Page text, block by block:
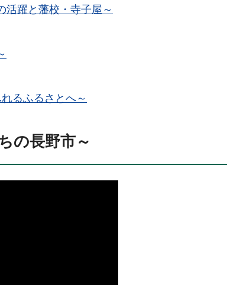
活躍と藩校・寺子屋～
るふるさとへ～
の長野市～